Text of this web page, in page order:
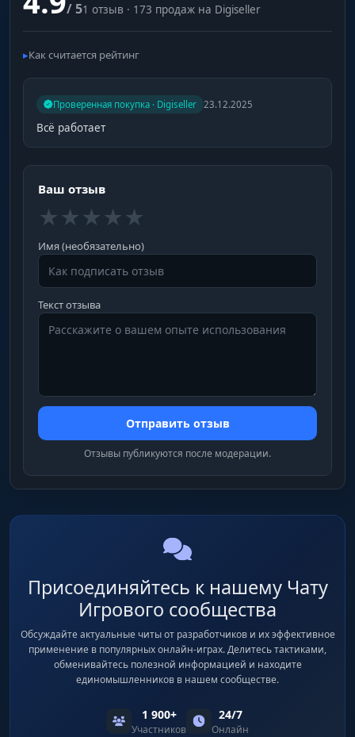
/ 51 отзыв · 173 продаж на Digiseller
Как считается рейтинг
Проверенная покупка · Digiseller 23.12.2025
Всё работает
Ваш отзыв
★★★★★
Имя (необязательно)
Текст отзыва
Отправить отзыв
Отзывы публикуются после модерации.
Присоединяйтесь к нашему Чату
Игрового сообщества
Обсуждайте актуальные читы от разработчиков и их эффективное
применение в популярных онлайн-играх. Делитесь тактиками,
обменивайтесь полезной информацией и находите
единомышленников в нашем сообществе.
1 900+
Участников
24/7
Онлайн